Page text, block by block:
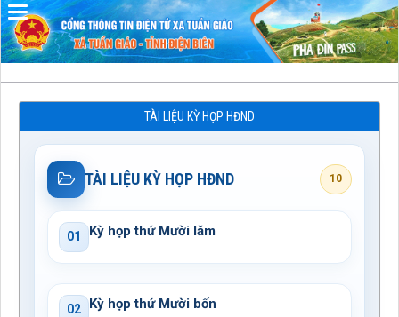
TÀI LIỆU KỲ HỌP HĐND
TÀI LIỆU KỲ HỌP HĐND 10
01 Kỳ họp thứ Mười lăm
02 Kỳ họp thứ Mười bốn
Đã kết nối EMC